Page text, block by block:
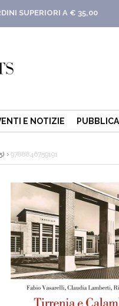
SUPERIORI A € 35,00
E NOTIZIE
9788846759191